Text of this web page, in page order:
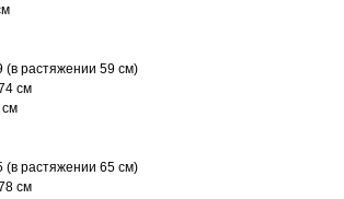
растяжении 59 см)
см
см
растяжении 65 см)
см